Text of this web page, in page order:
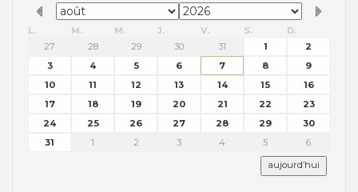
L. M. M. J. V. S.
D.
27
28 29 30 31 1
2
3
4 5 6 7 8
9
10
11 12 13 14 15
16
17
18 19 20 21 22
23
24
25 26 27 28 29
30
31
1 2 3 4 5 6
aujourd’hui